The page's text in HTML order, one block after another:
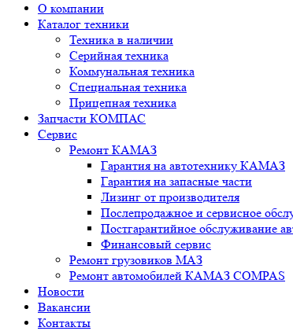
О компании
Каталог техники
Техника в наличии
Серийная техника
Коммунальная техника
Специальная техника
Прицепная техника
Запчасти КОМПАС
Сервис
Ремонт КАМАЗ
Гарантия на автотехнику КАМАЗ
Гарантия на запасные части
Лизинг от производителя
Послепродажное и сервисное
Постгарантийное обслуживание
Финансовый сервис
Ремонт грузовиков МАЗ
Ремонт автомобилей КАМАЗ COMPAS
Новости
Вакансии
Контакты